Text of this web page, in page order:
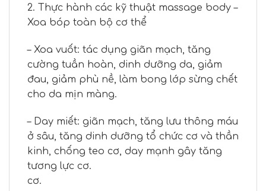
2. Thực hành các kỹ thuật massage body –
Xoa bóp toàn bộ cơ thể
– Xoa vuốt: tác dụng giãn mạch, tăng
cường tuần hoàn, dinh dưỡng da, giảm
đau, giảm phù nề, làm bong lớp sừng chết
cho da mịn màng.
– Day miết: giãn mạch, tăng lưu thông máu
ở sâu, tăng dinh dưỡng tổ chức cơ và thần
kinh, chống teo cơ, day mạnh gây tăng
tương lực cơ.
cơ.